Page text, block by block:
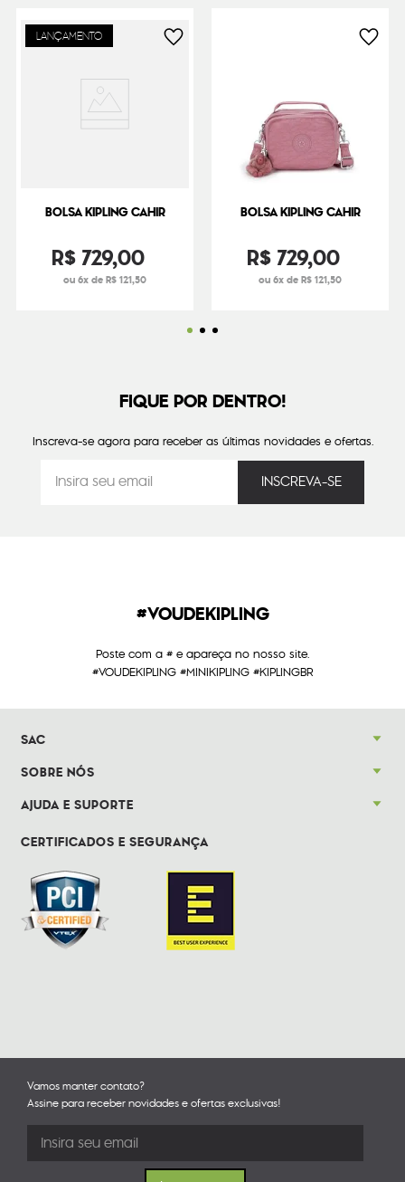
LANÇAMENTO
BOLSA KIPLING CAHIR
R$729,00
ou 6x de R$ 121,50
BOLSA KIPLING CAHIR
R$729,00
ou 6x de R$ 121,50
FIQUE POR DENTRO!
Inscreva-se agora para receber as últimas novidades e ofertas.
#VOUDEKIPLING
Poste com a # e apareça no nosso site.
#VOUDEKIPLING #MINIKIPLING #KIPLINGBR
SAC
SOBRE NÓS
AJUDA E SUPORTE
CERTIFICADOS E SEGURANÇA
Vamos manter contato?
Assine para receber novidades e ofertas exclusivas!